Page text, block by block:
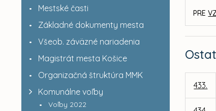
Mestské časti
Základné dokumenty mesta
Všeob. záväzné nariadenia
Magistrát mesta Košice
Organizačná štruktúra MMK
Komunálne voľby
Voľby 2022
PRE
433.